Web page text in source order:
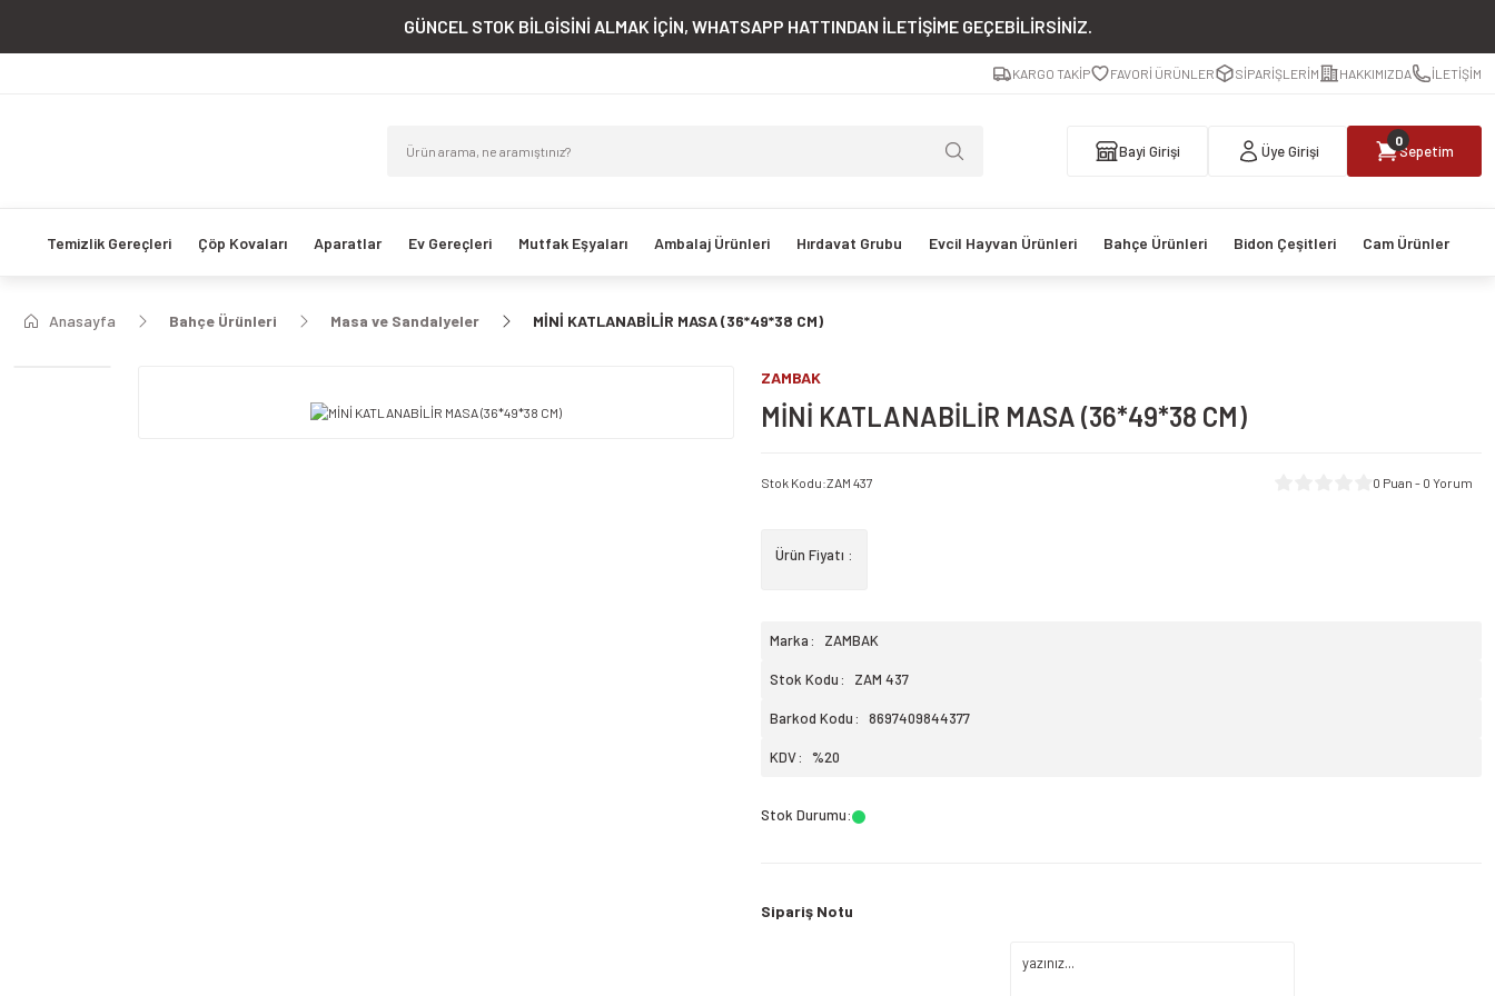
GÜNCEL STOK BİLGİSİNİ ALMAK İÇİN, WHATSAPP HATTINDAN İLETİŞİME GEÇEBİLİRSİNİZ.
KARGO TAKİP FAVORİ ÜRÜNLER SİPARİŞLERİM HAKKIMIZDA İLETİŞİM
Bayi Girişi Üye Girişi
0
Sepetim
Temizlik Gereçleri Çöp Kovaları Aparatlar Ev Gereçleri Mutfak Eşyaları Ambalaj Ürünleri Hırdavat Grubu Evcil Hayvan Ürünleri Bahçe Ürünleri Bidon Çeşitleri Cam Ürünler
Anasayfa Bahçe Ürünleri Masa ve Sandalyeler MİNİ KATLANABİLİR MASA (36*49*38 CM)
ZAMBAK
MİNİ KATLANABİLİR MASA (36*49*38 CM)
Stok Kodu:ZAM 437 0 Puan - 0 Yorum
Ürün Fiyatı :
Marka ZAMBAK
Stok Kodu ZAM 437
Barkod Kodu 8697409844377
KDV %20
Stok Durumu:
Sipariş Notu